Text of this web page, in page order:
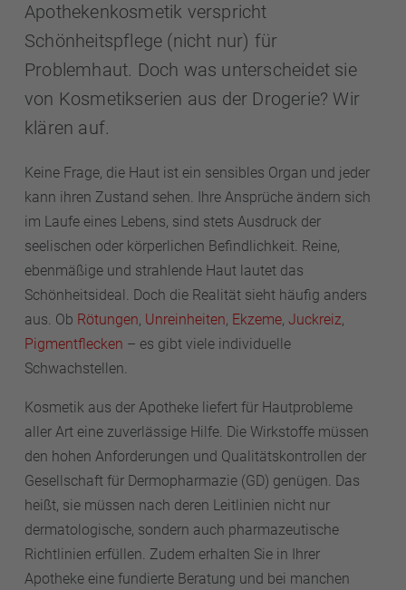
Apothekenkosmetik verspricht
Schönheitspflege (nicht nur) für
Problemhaut. Doch was unterscheidet sie
von Kosmetikserien aus der Drogerie? Wir
klären auf.
Keine Frage, die Haut ist ein sensibles Organ und jeder
kann ihren Zustand sehen. Ihre Ansprüche ändern sich
im Laufe eines Lebens, sind stets Ausdruck der
seelischen oder körperlichen Befindlichkeit. Reine,
ebenmäßige und strahlende Haut lautet das
Schönheitsideal. Doch die Realität sieht häufig anders
aus. Ob Rötungen, Unreinheiten, Ekzeme, Juckreiz,
Pigmentflecken – es gibt viele individuelle
Schwachstellen.
Kosmetik aus der Apotheke liefert für Hautprobleme
aller Art eine zuverlässige Hilfe. Die Wirkstoffe müssen
den hohen Anforderungen und Qualitätskontrollen der
Gesellschaft für Dermopharmazie (GD) genügen. Das
heißt, sie müssen nach deren Leitlinien nicht nur
dermatologische, sondern auch pharmazeutische
Richtlinien erfüllen. Zudem erhalten Sie in Ihrer
Apotheke eine fundierte Beratung und bei manchen